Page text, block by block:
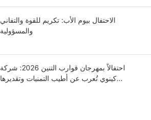
الاحتفال بيوم الأب: تكريم للقوة والتفاني
والمسؤولية
احتفالاً بمهرجان قوارب التنين 2026: شركة
كينوي تُعرب عن أطيب التمنيات وتقديرها